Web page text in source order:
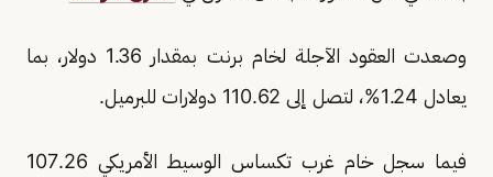
وصعدت العقود الآجلة لخام برنت بمقدار 1.36 دولار، بما
يعادل 1.24%، لتصل إلى 110.62 دولارات للبرميل.
فيما سجل خام غرب تكساس الوسيط الأمريكي 107.26